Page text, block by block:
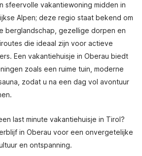
sfeervolle vakantiewoning midden in
Alpen; deze regio staat bekend om
berglandschap, gezellige dorpen en
die ideaal zijn voor actieve
Een vakantiehuisje in Oberau biedt
zoals een ruime tuin, moderne
zodat u na een dag vol avontuur
last minute vakantiehuisje in Tirol?
in Oberau voor een onvergetelijke
en ontspanning.